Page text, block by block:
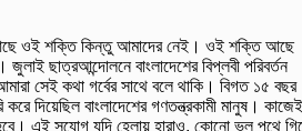
ওই শক্তি কিন্তু আমাদের নেই। ওই শক্তি আছে
ছাত্রআন্দোলনে বাংলাদেশের বিপ্লবী পরিবর্তন
সেই কথা গর্বের সাথে বলে থাকি। বিগত ১৫ বছর
দিয়েছিল বাংলাদেশের গণতন্ত্রকামী মানুষ। কাজেই
এই সুযোগ যদি হেলায় হারাও, কোনো ভুল পথে